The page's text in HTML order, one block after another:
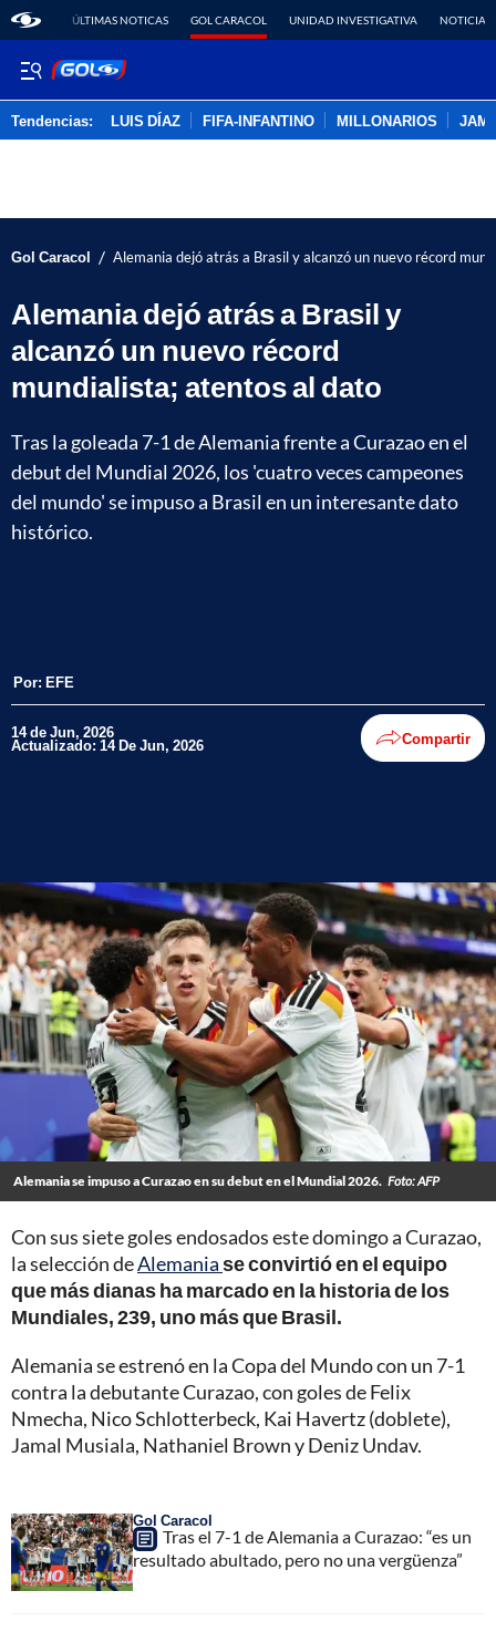
ÚLTIMAS NOTICAS GOL CARACOL UNIDAD INVESTIGATIVA NOTICIAS
Tendencias: LUIS DÍAZ FIFA-INFANTINO MILLONARIOS
Gol Caracol / Alemania dejó atrás a Brasil y alcanzó un nuevo récord
Alemania dejó atrás a Brasil y
alcanzó un nuevo récord
mundialista; atentos al dato
Tras la goleada 7-1 de Alemania frente a Curazao en el
debut del Mundial 2026, los 'cuatro veces campeones
del mundo' se impuso a Brasil en un interesante dato
histórico.
Por: EFE
14 de Jun, 2026
Actualizado: 14 De Jun, 2026 Compartir
Alemania se impuso a Curazao en su debut en el Mundial 2026. Foto: AFP
Con sus siete goles endosados este domingo a Curazao,
la selección deAlemaniase convirtió en el equipo
que más dianas ha marcado en la historia de los
Mundiales, 239, uno más que Brasil.
Alemania se estrenó en la Copa del Mundo con un 7-1
contra la debutante Curazao, con goles de Felix
Nmecha, Nico Schlotterbeck, Kai Havertz (doblete),
Jamal Musiala, Nathaniel Brown y Deniz Undav.
Gol Caracol
Tras el 7-1 de Alemania a Curazao: “es un
resultado abultado, pero no una vergüenza”